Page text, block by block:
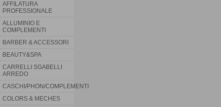
AFFILATURA
PROFESSIONALE
ALLUMINIO E
COMPLEMENTI
BARBER & ACCESSORI
BEAUTY&SPA
CARRELLI SGABELLI
ARREDO
CASCHI/PHON/COMPLEMENTI
COLORS & MECHES